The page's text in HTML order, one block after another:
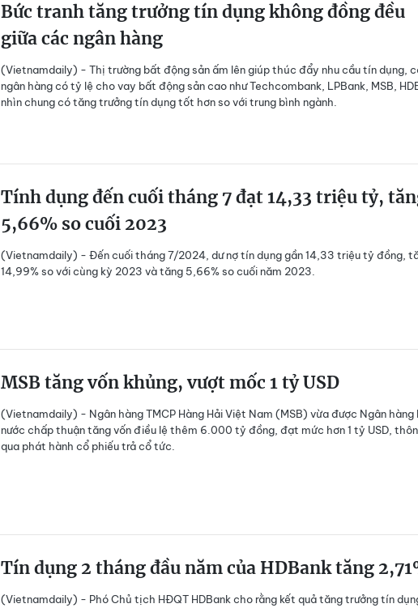
Bức tranh tăng trưởng tín dụng không đồng đều
giữa các ngân hàng
(Vietnamdaily) - Thị trường bất động sản ấm lên giúp thúc đẩy nhu cầu tín dụng,
ngân hàng có tỷ lệ cho vay bất động sản cao như Techcombank, LPBank, MSB,
nhìn chung có tăng trưởng tín dụng tốt hơn so với trung bình ngành.
Tính dụng đến cuối tháng 7 đạt 14,33 triệu tỷ,
5,66% so cuối 2023
(Vietnamdaily) - Đến cuối tháng 7/2024, dư nợ tín dụng gần 14,33 triệu tỷ đồng,
14,99% so với cùng kỳ 2023 và tăng 5,66% so cuối năm 2023.
MSB tăng vốn khủng, vượt mốc 1 tỷ USD
(Vietnamdaily) - Ngân hàng TMCP Hàng Hải Việt Nam (MSB) vừa được Ngân hàng
nước chấp thuận tăng vốn điều lệ thêm 6.000 tỷ đồng, đạt mức hơn 1 tỷ USD,
qua phát hành cổ phiếu trả cổ tức.
Tín dụng 2 tháng đầu năm của HDBank tăng
(Vietnamdaily) - Phó Chủ tịch HĐQT HDBank cho rằng kết quả tăng trưởng tín